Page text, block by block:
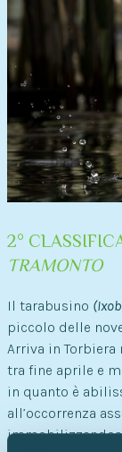
2°
TRAMONTO
Il tarabusino
piccolo delle
Arriva in
tra fine aprile e
in quanto è
all’occorrenza